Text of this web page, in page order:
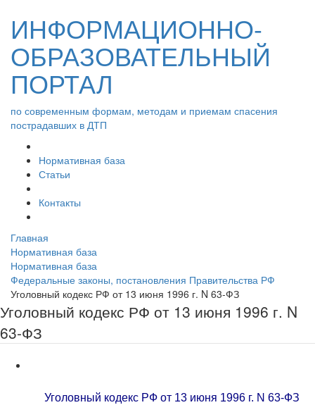
ИНФОРМАЦИОННО-
ОБРАЗОВАТЕЛЬНЫЙ
ПОРТАЛ
по современным формам, методам и приемам спасения
пострадавших в ДТП
Нормативная база
Статьи
Контакты
Главная
Нормативная база
Нормативная база
Федеральные законы, постановления Правительства РФ
Уголовный кодекс РФ от 13 июня 1996 г. N 63-ФЗ
Уголовный кодекс РФ от 13 июня 1996 г. N
63-ФЗ
Уголовный кодекс РФ от 13 июня 1996 г. N 63-ФЗ